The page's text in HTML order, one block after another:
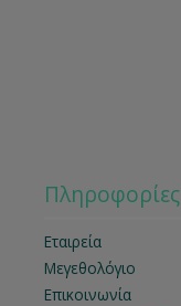
Πληροφορίες
Εταιρεία
Μεγεθολόγιο
Επικοινωνία